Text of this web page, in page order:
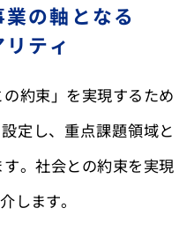
の軸となる
ティ
約束」を実現するため
定し、重点課題領域と
。社会との約束を実現
します。